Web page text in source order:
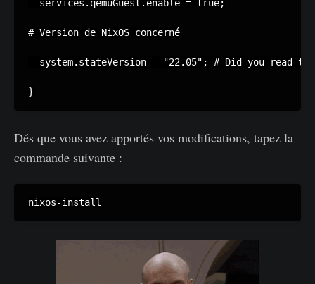
  services.qemuGuest.enable = true;
# Version de NixOS concerné
system.stateVersion = "22.05"; # Did you read
}
Dés que vous avez apportés vos modifications, tapez la
commande suivante :
nixos-install